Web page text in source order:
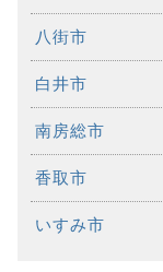
八街市
白井市
南房総市
香取市
いすみ市